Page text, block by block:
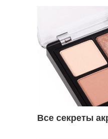
Все секреты